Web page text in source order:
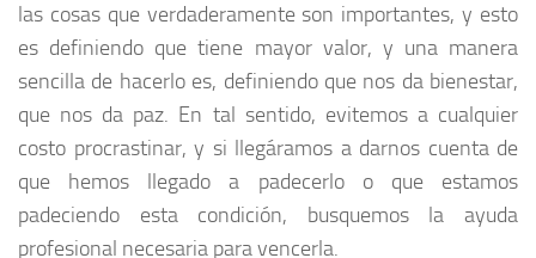
las cosas que verdaderamente son importantes, y esto
es definiendo que tiene mayor valor, y una manera
sencilla de hacerlo es, definiendo que nos da bienestar,
que nos da paz. En tal sentido, evitemos a cualquier
costo procrastinar, y si llegáramos a darnos cuenta de
que hemos llegado a padecerlo o que estamos
padeciendo esta condición, busquemos la ayuda
profesional necesaria para vencerla.